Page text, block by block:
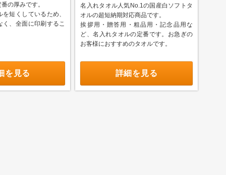
の厚みです。
短くしているため、
く、全面に印刷するこ
を見る
名入れタオル人気No.1の国産白ソフトタ
オルの超短納期対応商品です。
挨拶用・贈答用・粗品用・記念品用な
ど、名入れタオルの定番です。お急ぎの
お客様におすすめのタオルです。
詳細を見る